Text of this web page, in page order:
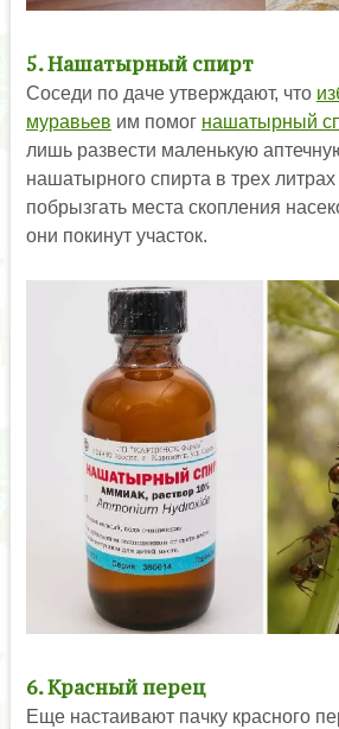
5. Нашатырный спирт
Соседи по даче утверждают, что
муравьев им помог нашатырный
лишь развести маленькую
нашатырного спирта в трех
побрызгать места скопления
они покинут участок.
6. Красный перец
Еще настаивают пачку красного